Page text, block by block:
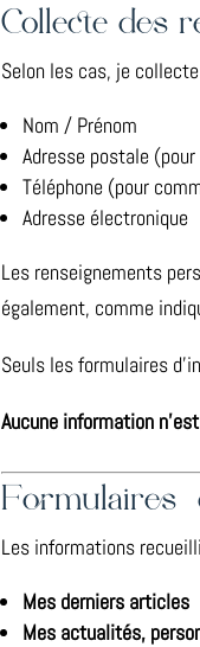
Collecte des
Selon les cas, je
Nom / Prénom
Adresse postale
Téléphone (pour
Adresse électronique
Les renseignements
également, comme
Seuls les formulaires
Aucune information
Formulaires
Les informations
Mes derniers articles
Mes actualités,